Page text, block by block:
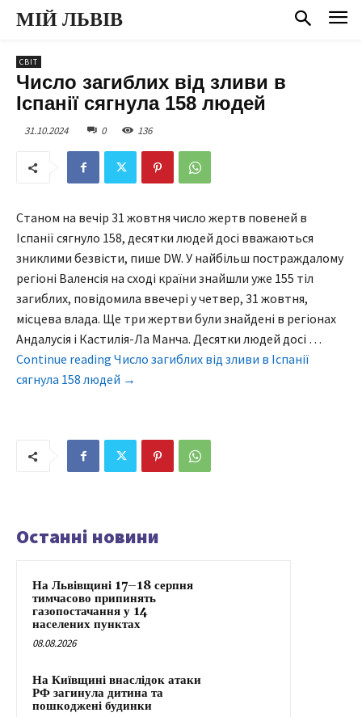
МІЙ ЛЬВІВ
СВІТ
Число загиблих від зливи в
Іспанії сягнула 158 людей
31.10.2024 0 136
Станом на вечір 31 жовтня число жертв повеней в
Іспанії сягнуло 158, десятки людей досі вважаються
зниклими безвісти, пише DW. У найбільш постраждалому
регіоні Валенсія на сході країни знайшли уже 155 тіл
загиблих, повідомила ввечері у четвер, 31 жовтня,
місцева влада. Ще три жертви були знайдені в регіонах
Андалусія і Кастилія-Ла Манча. Десятки людей досі …
Continue reading Число загиблих від зливи в Іспанії
сягнула 158 людей →
Останні новини
На Львівщині 17–18 серпня
тимчасово припинять
газопостачання у 14
населених пунктах
08.08.2026
На Київщині внаслідок атаки
РФ загинула дитина та
пошкоджені будинки